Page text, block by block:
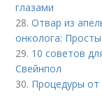
глазами
28.Отвар из
онколога:
29. 10 советов
Свейнпол
30. Процедуры